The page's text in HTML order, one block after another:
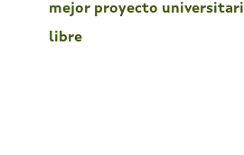
mejor proyecto
libre